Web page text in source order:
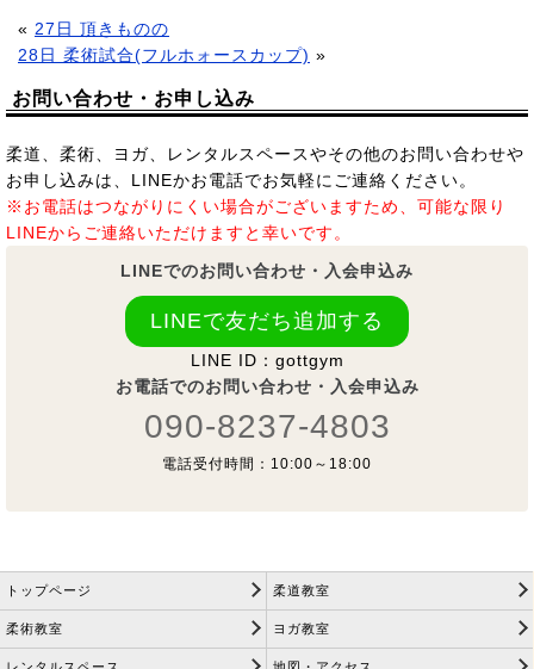
« 27日 頂きものの
28日 柔術試合(フルホォースカップ) »
お問い合わせ・お申し込み
柔道、柔術、ヨガ、レンタルスペースやその他のお問い合わせや
お申し込みは、LINEかお電話でお気軽にご連絡ください。
※お電話はつながりにくい場合がございますため、可能な限り
LINEからご連絡いただけますと幸いです。
LINEでのお問い合わせ・入会申込み
LINEで友だち追加する
LINE ID：gottgym
お電話でのお問い合わせ・入会申込み
090-8237-4803
電話受付時間：10:00～18:00
トップページ 柔道教室
柔術教室 ヨガ教室